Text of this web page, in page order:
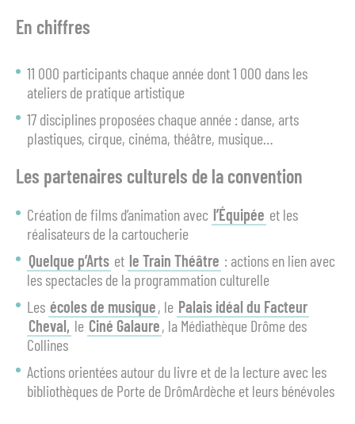
En chiffres
11 000 participants chaque année dont 1 000 dans les
ateliers de pratique artistique
17 disciplines proposées chaque année : danse, arts
plastiques, cirque, cinéma, théâtre, musique…
Les partenaires culturels de la convention
Création de films d’animation avec l’Équipée et les
réalisateurs de la cartoucherie
Quelque p’Arts et le Train Théâtre : actions en lien avec
les spectacles de la programmation culturelle
Les écoles de musique, le Palais idéal du Facteur
Cheval, le Ciné Galaure, la Médiathèque Drôme des
Collines
Actions orientées autour du livre et de la lecture avec les
bibliothèques de Porte de DrômArdèche et leurs bénévoles